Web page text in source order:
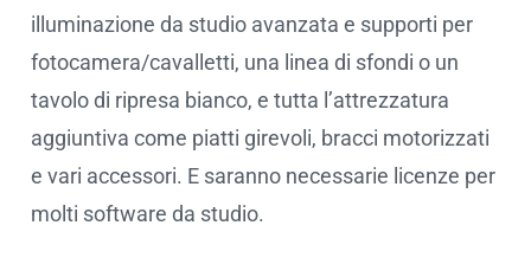
illuminazione da studio avanzata e supporti per
fotocamera/cavalletti, una linea di sfondi o un
tavolo di ripresa bianco, e tutta l’attrezzatura
aggiuntiva come piatti girevoli, bracci motorizzati
e vari accessori. E saranno necessarie licenze per
molti software da studio.